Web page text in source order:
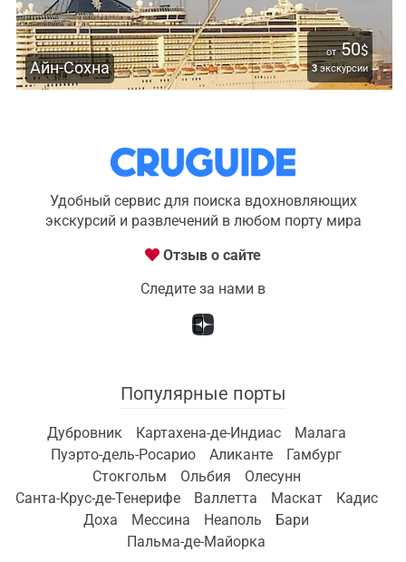
Айн-Сохна
от50$
3экскурсии
Удобный сервис для поиска вдохновляющих
экскурсий и развлечений в любом порту мира
Отзыв о сайте
Следите за нами в
Популярные порты
Дубровник Картахена-де-Индиас
Малага
Пуэрто-дель-Росарио
Аликанте
Гамбург
Стокгольм
Ольбия
Олесунн
Санта-Крус-де-Тенерифе
Валлетта Маскат
Кадис
Доха
Мессина Неаполь
Бари
Пальма-де-Майорка